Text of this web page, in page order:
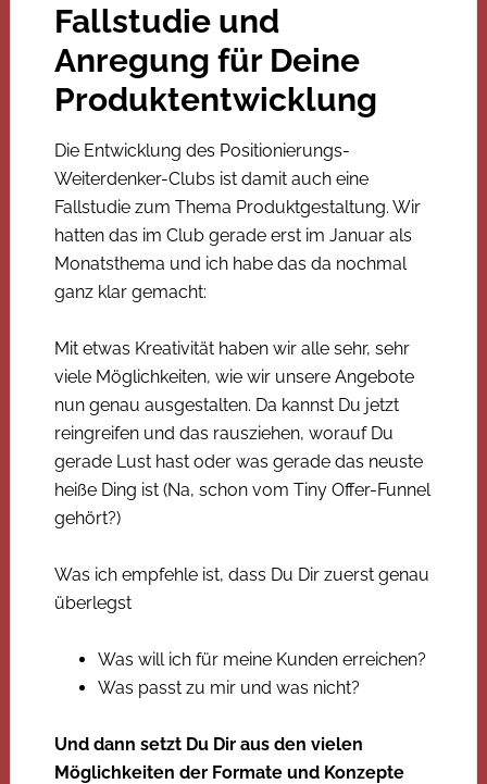
Fallstudie und
Anregung für Deine
Produktentwicklung
Die Entwicklung des Positionierungs-
Weiterdenker-Clubs ist damit auch eine
Fallstudie zum Thema Produktgestaltung. Wir
hatten das im Club gerade erst im Januar als
Monatsthema und ich habe das da nochmal
ganz klar gemacht:
Mit etwas Kreativität haben wir alle sehr, sehr
viele Möglichkeiten, wie wir unsere Angebote
nun genau ausgestalten. Da kannst Du jetzt
reingreifen und das rausziehen, worauf Du
gerade Lust hast oder was gerade das neuste
heiße Ding ist (Na, schon vom Tiny Offer-Funnel
gehört?)
Was ich empfehle ist, dass Du Dir zuerst genau
überlegst
Was will ich für meine Kunden erreichen?
Was passt zu mir und was nicht?
Und dann setzt Du Dir aus den vielen
Möglichkeiten der Formate und Konzepte